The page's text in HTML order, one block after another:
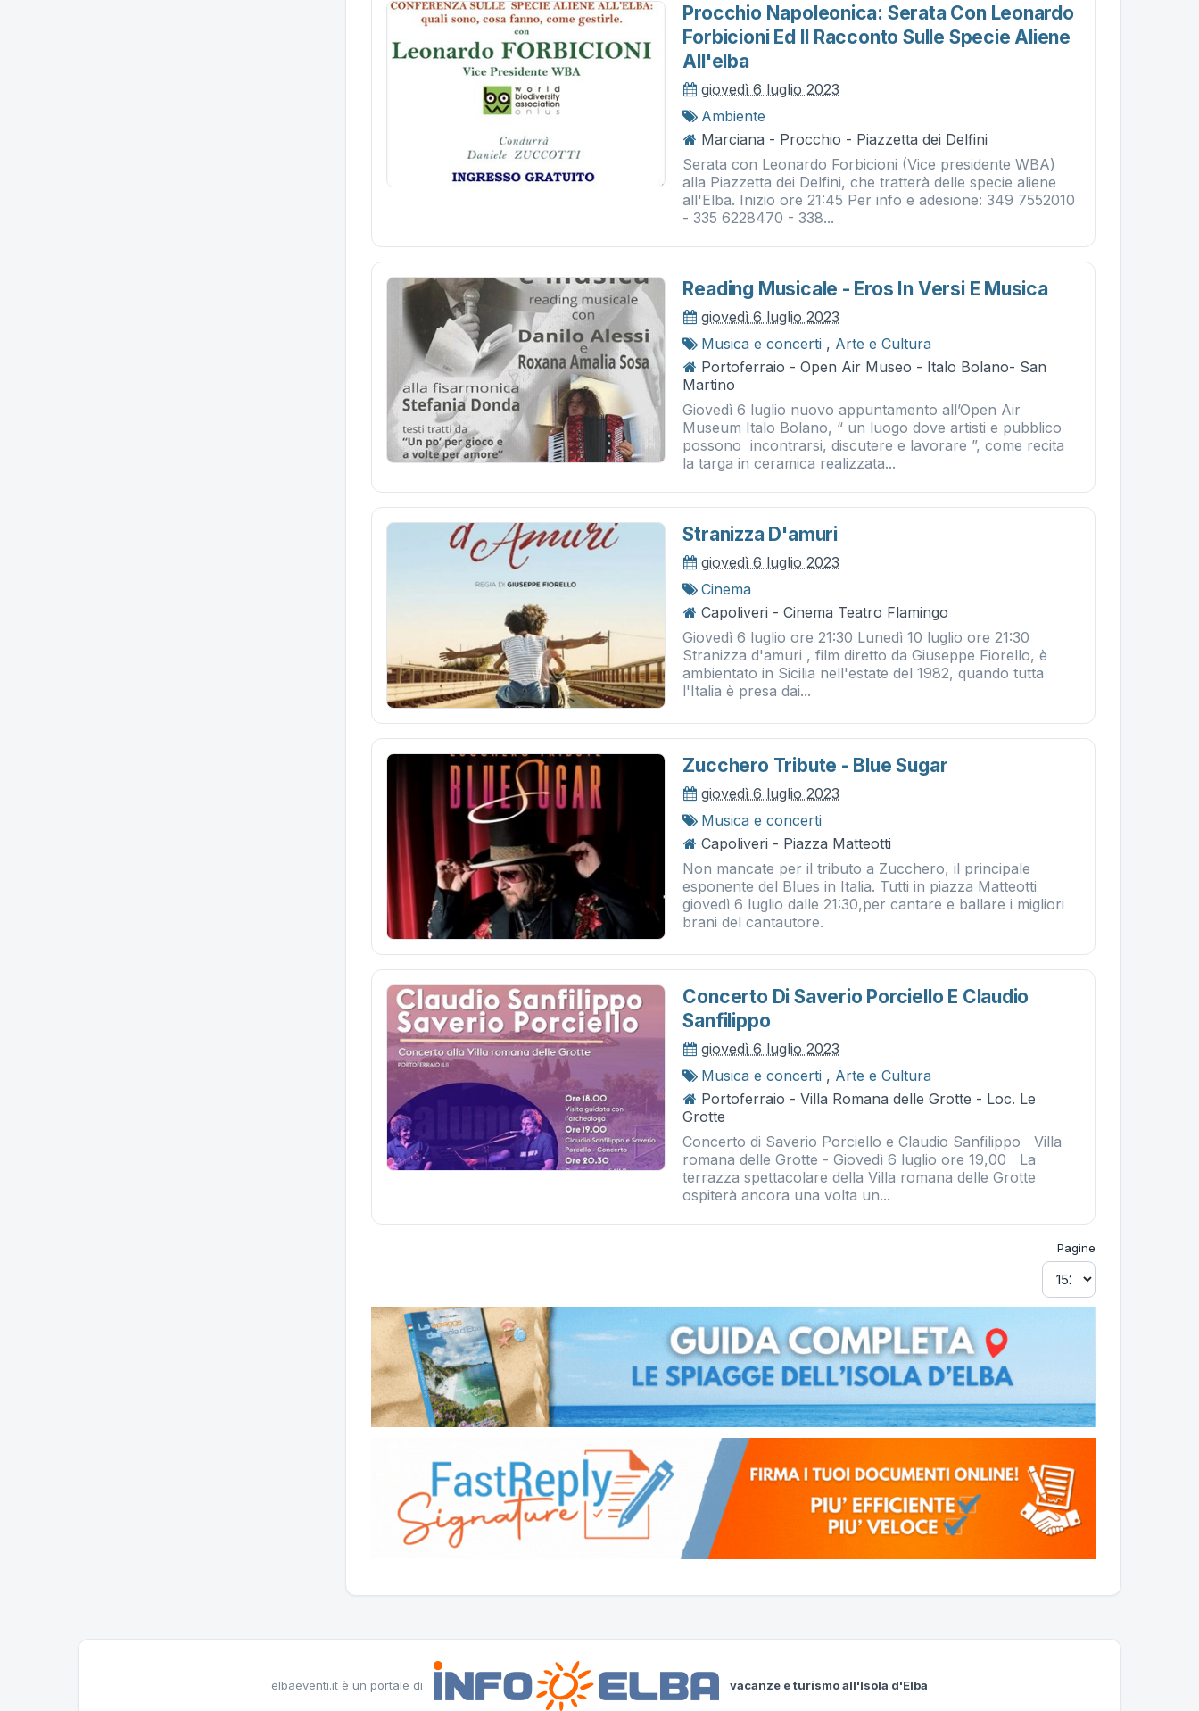
Procchio Napoleonica: Serata Con Leonardo
Forbicioni Ed Il Racconto Sulle Specie Aliene
All'elba
giovedì 6 luglio 2023
Ambiente
Marciana - Procchio - Piazzetta dei Delfini
Serata con Leonardo Forbicioni (Vice presidente WBA)
alla Piazzetta dei Delfini, che tratterà delle specie aliene
all'Elba. Inizio ore 21:45 Per info e adesione: 349 7552010
- 335 6228470 - 338...
Reading Musicale - Eros In Versi E Musica
giovedì 6 luglio 2023
Musica e concerti , Arte e Cultura
Portoferraio - Open Air Museo - Italo Bolano- San
Martino
Giovedì 6 luglio nuovo appuntamento all’Open Air
Museum Italo Bolano, “ un luogo dove artisti e pubblico
possono incontrarsi, discutere e lavorare ”, come recita
la targa in ceramica realizzata...
Stranizza D'amuri
giovedì 6 luglio 2023
Cinema
Capoliveri - Cinema Teatro Flamingo
Giovedì 6 luglio ore 21:30 Lunedì 10 luglio ore 21:30
Stranizza d'amuri , film diretto da Giuseppe Fiorello, è
ambientato in Sicilia nell'estate del 1982, quando tutta
l'Italia è presa dai...
Zucchero Tribute - Blue Sugar
giovedì 6 luglio 2023
Musica e concerti
Capoliveri - Piazza Matteotti
Non mancate per il tributo a Zucchero, il principale
esponente del Blues in Italia. Tutti in piazza Matteotti
giovedì 6 luglio dalle 21:30,per cantare e ballare i migliori
brani del cantautore.
Concerto Di Saverio Porciello E Claudio
Sanfilippo
giovedì 6 luglio 2023
Musica e concerti , Arte e Cultura
Portoferraio - Villa Romana delle Grotte - Loc. Le
Grotte
Concerto di Saverio Porciello e Claudio Sanfilippo Villa
romana delle Grotte - Giovedì 6 luglio ore 19,00 La
terrazza spettacolare della Villa romana delle Grotte
ospiterà ancora una volta un...
Pagine
elbaeventi.it è un portale di vacanze e turismo all'Isola d'Elba